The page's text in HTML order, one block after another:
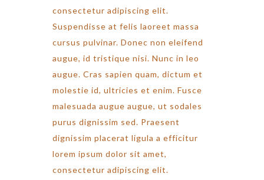
consectetur adipiscing elit.
Suspendisse at felis laoreet massa
cursus pulvinar. Donec non eleifend
augue, id tristique nisi. Nunc in leo
augue. Cras sapien quam, dictum et
molestie id, ultricies et enim. Fusce
malesuada augue augue, ut sodales
purus dignissim sed. Praesent
dignissim placerat ligula a efficitur
lorem ipsum dolor sit amet,
consectetur adipiscing elit.